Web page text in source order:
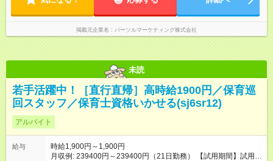
掲載元企業名 パーソルマーケティング株式会社
未読
若手活躍中！［直行直帰］高時給1900円／保育巡
回スタッフ／保育士資格いかせる(sj6sr12)
アルバイト
給与
時給1,900円～1,900円
月収例: 239400円～239400円（21日勤務） 【試用期間】試用期